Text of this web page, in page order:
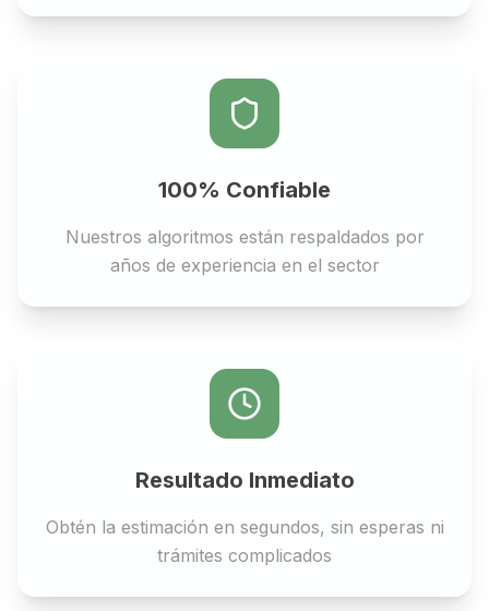
100% Confiable
Nuestros algoritmos están respaldados por
años de experiencia en el sector
Resultado Inmediato
Obtén la estimación en segundos, sin esperas ni
trámites complicados